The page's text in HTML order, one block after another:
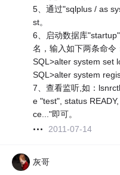
5、通过"sqlplus / as
st。
6、启动数据库
名，输入如下两条命令
SQL>alter system set
SQL>alter system
7、查看监听,如：
e "test", status
ce..."即可。
2011-07-14
灰哥